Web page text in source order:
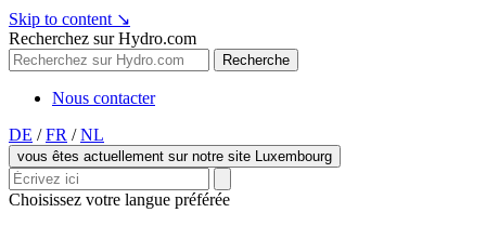
Skip to content ↘
Recherchez sur Hydro.com
Recherche
Nous contacter
DE / FR / NL
vous êtes actuellement sur notre site Luxembourg
Choisissez votre langue préférée